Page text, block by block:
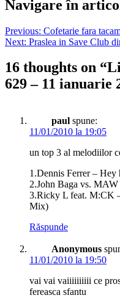
Navigare în
Previous: Cofetarie fara
Next: Praslea in Save Club
16 thoughts on “
629 – 11 ianuarie
paul spune:
11/01/2010 la 19:05
un top 3 al melodiilor
1.Dennis Ferrer –
2.John Baga vs.
3.Ricky L feat. M:CK
Mix)
Răspunde
Anonymous
11/01/2010 la 19:50
vai vai vaiiiiiiiiii ce
fereasca sfantu